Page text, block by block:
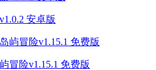
安卓版
冒险v1.15.1 免费版